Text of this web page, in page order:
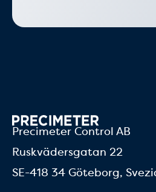
Precimeter Control AB
Ruskvädersgatan 22
SE-418 34 Göteborg,